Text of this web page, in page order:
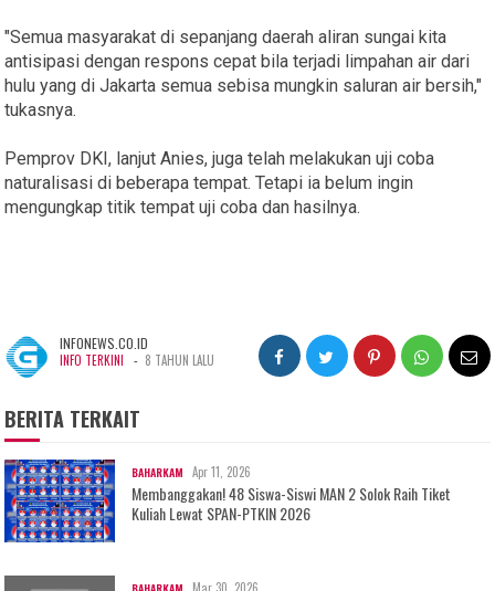
"Semua masyarakat di sepanjang daerah aliran sungai kita
antisipasi dengan respons cepat bila terjadi limpahan air dari
hulu yang di Jakarta semua sebisa mungkin saluran air bersih,"
tukasnya.
Pemprov DKI, lanjut Anies, juga telah melakukan uji coba
naturalisasi di beberapa tempat. Tetapi ia belum ingin
mengungkap titik tempat uji coba dan hasilnya.
INFONEWS.CO.ID
INFO TERKINI - 8 TAHUN LALU
BERITA TERKAIT
BAHARKAM Apr 11, 2026
Membanggakan! 48 Siswa-Siswi MAN 2 Solok Raih Tiket
Kuliah Lewat SPAN-PTKIN 2026